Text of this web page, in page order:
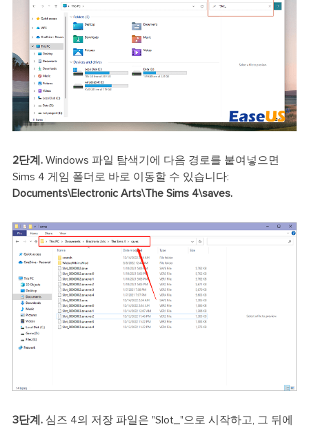
2단계.Windows 파일 탐색기에 다음 경로를 붙여넣으면
Sims 4 게임 폴더로 바로 이동할 수 있습니다:
Documents\Electronic Arts\The Sims 4\saves.
3단계.심즈 4의 저장 파일은 "Slot_"으로 시작하고, 그 뒤에